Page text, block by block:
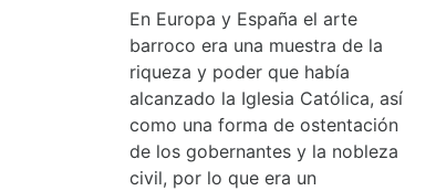
En Europa y España el arte
barroco era una muestra de la
riqueza y poder que había
alcanzado la Iglesia Católica, así
como una forma de ostentación
de los gobernantes y la nobleza
civil, por lo que era un